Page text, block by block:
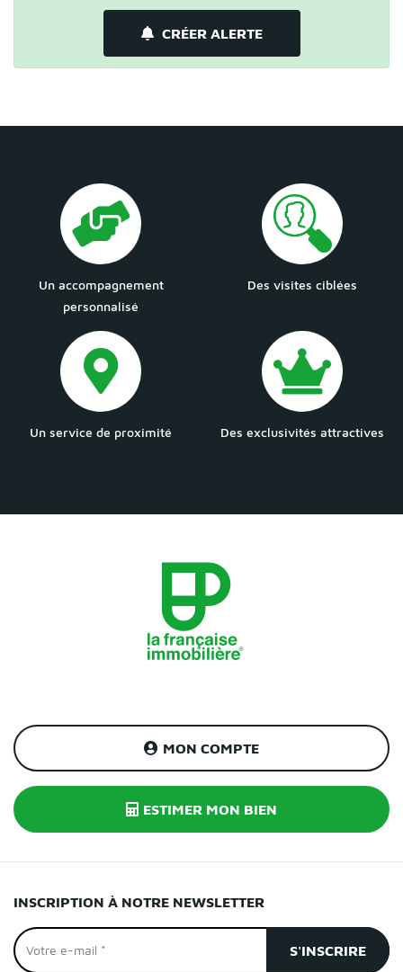
CRÉER ALERTE
Un accompagnement
personnalisé
Des visites ciblées
Un service de proximité Des exclusivités attractives
MON COMPTE
ESTIMER MON BIEN
INSCRIPTION À NOTRE NEWSLETTER